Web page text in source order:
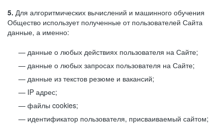
5. Для алгоритмических вычислений и машинного обучения
Общество использует полученные от пользователей Сайта
данные, а именно:
данные о любых действиях пользователя на Сайте;
данные о любых запросах пользователя на Сайте;
данные из текстов резюме и вакансий;
IP адрес;
файлы cookies;
идентификатор пользователя, присваиваемый сайтом;